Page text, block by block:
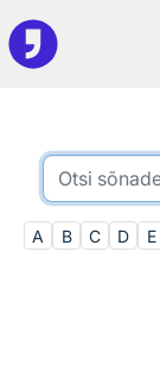
Otsingu juurde
A B C D E